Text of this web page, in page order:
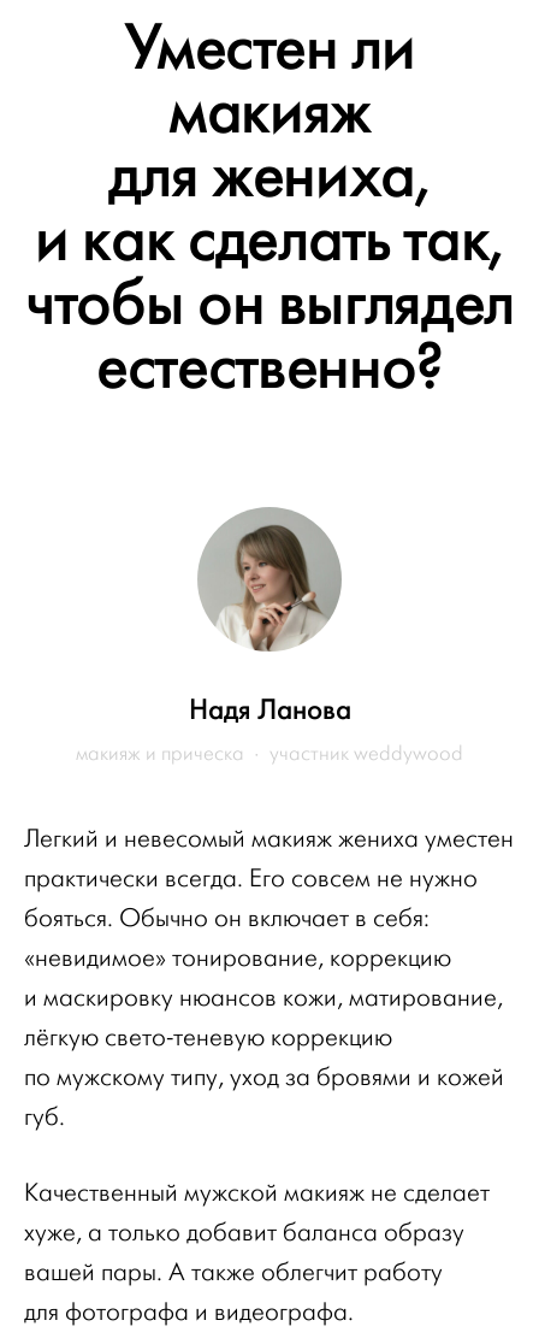
Уместен ли
макияж
для жениха,
и как сделать так,
чтобы он выглядел
естественно?
Надя Ланова
макияж и прическа · участник weddywood
Легкий и невесомый макияж жениха уместен
практически всегда. Его совсем не нужно
бояться. Обычно он включает в себя:
«невидимое» тонирование, коррекцию
и маскировку нюансов кожи, матирование,
лёгкую свето-теневую коррекцию
по мужскому типу, уход за бровями и кожей
губ.
Качественный мужской макияж не сделает
хуже, а только добавит баланса образу
вашей пары. А также облегчит работу
для фотографа и видеографа.